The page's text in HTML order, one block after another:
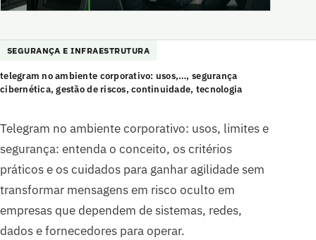
SEGURANÇA E INFRAESTRUTURA
telegram no ambiente corporativo: usos,…, segurança
cibernética, gestão de riscos, continuidade, tecnologia
Telegram no ambiente corporativo: usos, limites e
segurança: entenda o conceito, os critérios
práticos e os cuidados para ganhar agilidade sem
transformar mensagens em risco oculto em
empresas que dependem de sistemas, redes,
dados e fornecedores para operar.